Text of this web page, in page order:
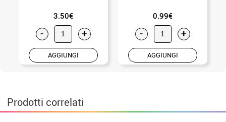
3.50€
- +
AGGIUNGI
0.99€
- +
AGGIUNGI
Prodotti correlati